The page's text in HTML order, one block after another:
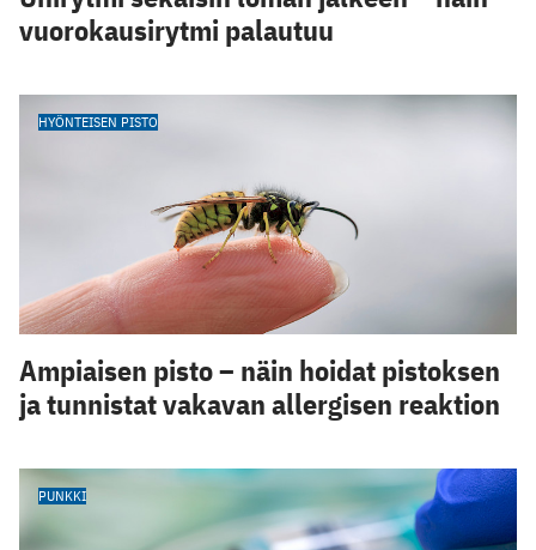
vuorokausirytmi palautuu
HYÖNTEISEN PISTO
Ampiaisen pisto – näin hoidat pistoksen
ja tunnistat vakavan allergisen reaktion
PUNKKI